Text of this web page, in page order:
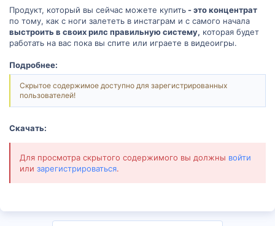
Продукт, который вы сейчас можете купить - это концентрат
по тому, как с ноги залететь в инстаграм и с самого начала
выстроить в своих рилс правильную систему, которая будет
работать на вас пока вы спите или играете в видеоигры.
Подробнее:
Скрытое содержимое доступно для зарегистрированных
пользователей!
Скачать:
Для просмотра скрытого содержимого вы должны войти
или зарегистрироваться.